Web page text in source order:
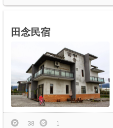
田念民宿
38 1